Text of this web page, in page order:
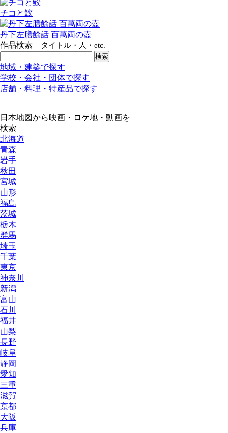
チコと鮫
丹下左膳餘話 百萬両の壺
作品検索
タイトル・人・etc.
地域・建築で探す
学校・会社・団体で探す
店舗・料理・特産品で探す
日本地図から映画・ロケ地・動画を
検索
北海道
青森
岩手
秋田
宮城
山形
福島
茨城
栃木
群馬
埼玉
千葉
東京
神奈川
新潟
富山
石川
福井
山梨
長野
岐阜
静岡
愛知
三重
滋賀
京都
大阪
兵庫